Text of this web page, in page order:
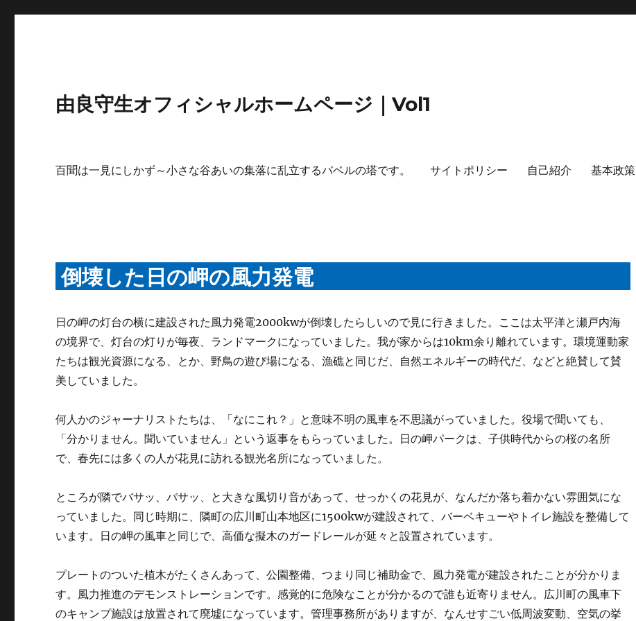
由良守生オフィシャルホームページ｜Vol1
百聞は一見にしかず～小さな谷あいの集落に乱立するバベルの塔です。 サイトポリシー 自己紹介 基本政策
倒壊した日の岬の風力発電
日の岬の灯台の横に建設された風力発電2000kwが倒壊したらしいので見に行きました。ここは太平洋と瀬戸内海
の境界で、灯台の灯りが毎夜、ランドマークになっていました。我が家からは10km余り離れています。環境運動家
たちは観光資源になる、とか、野鳥の遊び場になる、漁礁と同じだ、自然エネルギーの時代だ、などと絶賛して賛
美していました。
何人かのジャーナリストたちは、「なにこれ？」と意味不明の風車を不思議がっていました。役場で聞いても、
「分かりません。聞いていません」という返事をもらっていました。日の岬パークは、子供時代からの桜の名所
で、春先には多くの人が花見に訪れる観光名所になっていました。
ところが隣でバサッ、バサッ、と大きな風切り音があって、せっかくの花見が、なんだか落ち着かない雰囲気にな
っていました。同じ時期に、隣町の広川町山本地区に1500kwが建設されて、バーベキューやトイレ施設を整備して
います。日の岬の風車と同じで、高価な擬木のガードレールが延々と設置されています。
プレートのついた植木がたくさんあって、公園整備、つまり同じ補助金で、風力発電が建設されたことが分かりま
す。風力推進のデモンストレーションです。感覚的に危険なことが分かるので誰も近寄りません。広川町の風車下
のキャンプ施設は放置されて廃墟になっています。管理事務所がありますが、なんせすごい低周波変動、空気の挙